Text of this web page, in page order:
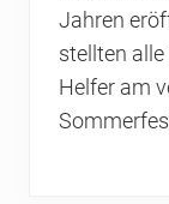
Jahren
stellten
Helfer am